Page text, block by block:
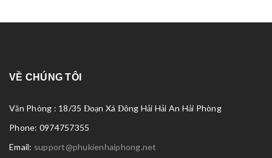
VỀ CHÚNG TÔI
Văn Phòng : 18/35 Đoạn Xá Đông Hải Hải An Hải Phòng
Phone: 0974757355
Email: support@phukienhaiphong.net